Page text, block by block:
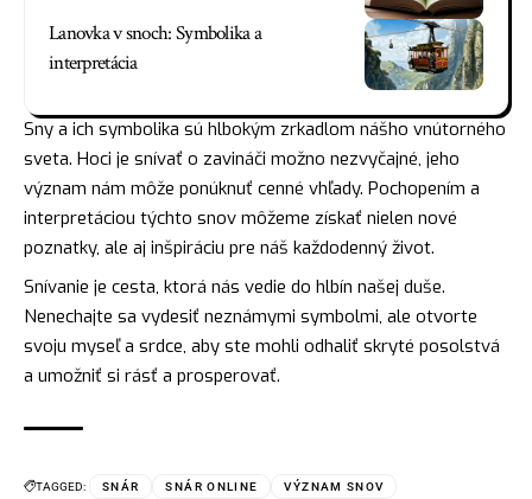
Lanovka v snoch: Symbolika a
interpretácia
Sny a ich symbolika sú hlbokým zrkadlom nášho vnútorného
sveta. Hoci je snívať o zavináči možno nezvyčajné, jeho
význam nám môže ponúknuť cenné vhľady. Pochopením a
interpretáciou týchto snov môžeme získať nielen nové
poznatky, ale aj inšpiráciu pre náš každodenný život.
Snívanie je cesta, ktorá nás vedie do hlbín našej duše.
Nenechajte sa vydesiť neznámymi symbolmi, ale otvorte
svoju myseľ a srdce, aby ste mohli odhaliť skryté posolstvá
a umožniť si rásť a prosperovať.
TAGGED: SNÁR SNÁR ONLINE VÝZNAM SNOV